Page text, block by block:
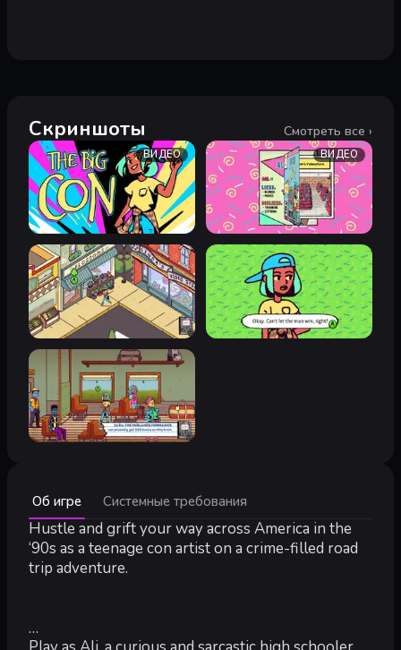
Скриншоты Смотреть все ›
ВИДЕО ВИДЕО
Об игре Системные требования
Hustle and grift your way across America in the
‘90s as a teenage con artist on a crime-filled road
trip adventure.
Минимальные:
Минимальные:
64-разрядные процессор и операционная система
ОС *: Windows 7 64-bit
Процессор:AMD FX-4350 or Intel Pentium G4500
Оперативная память:
Место на диске: